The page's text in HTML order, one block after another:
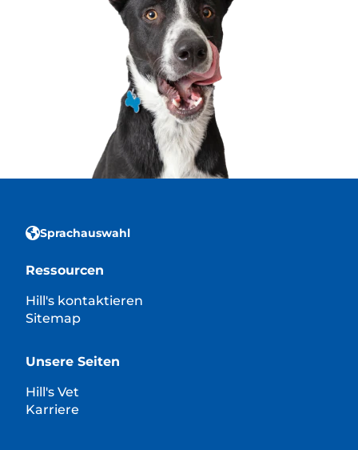
Sprachauswahl
Ressourcen
Hill's kontaktieren
Sitemap
Unsere Seiten
Hill's Vet
Karriere